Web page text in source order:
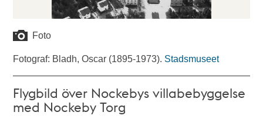
Foto
Fotograf: Bladh, Oscar (1895-1973). Stadsmuseet
Flygbild över Nockebys villabebyggelse
med Nockeby Torg